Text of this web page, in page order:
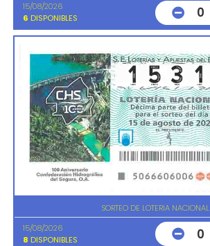
15/08/2026
6 DISPONIBLES 0
SORTEO DE LOTERIA NACIONAL
15/08/2026
8 DISPONIBLES 0